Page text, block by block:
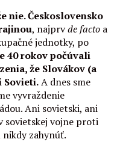
nie. Československo
, najprvde facto a
jednotky, po
40 rokov počúvali
že Slovákov (a
Sovieti.A dnes sme
vyvraždenie
Ani sovietski, ani
sovietskej vojne proti
nikdy zahynúť.